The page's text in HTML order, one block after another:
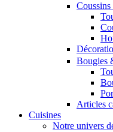
Bougies
Articles
Cuisines
Notre univers